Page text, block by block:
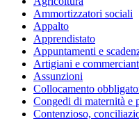
Ammortizzatori sociali
Appalto
Apprendistato
Appuntamenti e
Artigiani e
Assunzioni
Collocamento
Congedi di maternità e
Contenzioso,